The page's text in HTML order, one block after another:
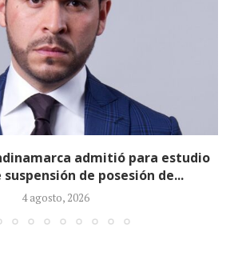
de la Nueva EPS: propuesta de
de Salud...
3 agosto, 2026